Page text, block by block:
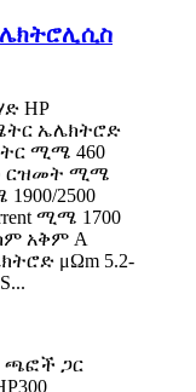
HP
ኤሌክትሮድ
ሚሜ 460
ርዝመት ሚሜ
2500
ሚሜ 1700
አቅም A
μΩm 5.2-